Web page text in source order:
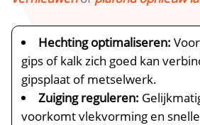
Hechting optimaliseren:
gips of kalk zich goed kan
gipsplaat of metselwerk.​
Zuiging reguleren:
voorkomt vlekvorming en